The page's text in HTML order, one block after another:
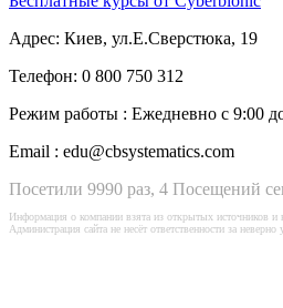
Адрес: Киев, ул.Е.Сверстюка, 19
Телефон: 0 800 750 312
Режим работы : Ежедневно с 9:00
Email : edu@cbsystematics.com
Посетили 9990 раз, 4 Посещений
Информация о компании взята из открытых источников и
Администрация сайта не несёт ответственности за